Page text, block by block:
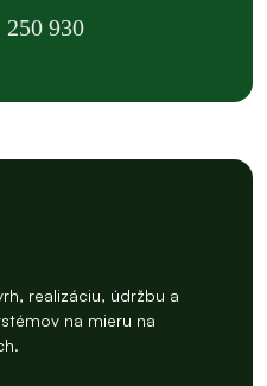
250 930
realizáciu, údržbu a
na mieru na